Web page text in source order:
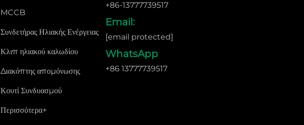
MCCB
Συνδετήρας Ηλιακής Ενέργειας
Κλιπ ηλιακού καλωδίου
Διακόπτης απομόνωσης
Κουτί Συνδυασμού
Περισσότερα+
+86-13777739517
Email:
[email protected]
WhatsApp
+86 13777739517